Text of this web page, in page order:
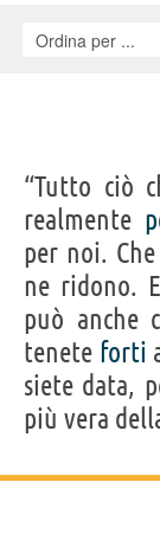
“Tutto ciò
realmente
per noi.
ne ridono.
può anche
tenete forti
siete data,
più vera